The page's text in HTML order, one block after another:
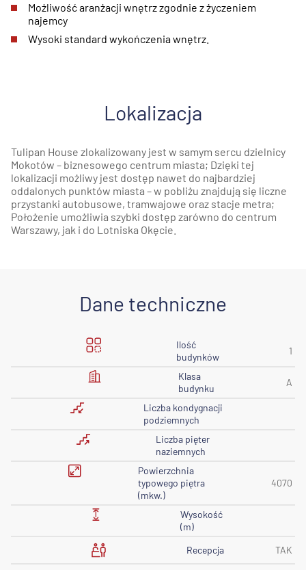
Możliwość aranżacji wnętrz zgodnie z życzeniem
najemcy
Wysoki standard wykończenia wnętrz.
Lokalizacja
Tulipan House zlokalizowany jest w samym sercu dzielnicy
Mokotów – biznesowego centrum miasta; Dzięki tej
lokalizacji możliwy jest dostęp nawet do najbardziej
oddalonych punktów miasta – w pobliżu znajdują się liczne
przystanki autobusowe, tramwajowe oraz stacje metra;
Położenie umożliwia szybki dostęp zarówno do centrum
Warszawy, jak i do Lotniska Okęcie.
Dane techniczne
Ilość
budynków
1
Klasa
budynku
A
Liczba kondygnacji
podziemnych
Liczba pięter
naziemnych
Powierzchnia
typowego piętra
(mkw.)
4070
Wysokość
(m)
Recepcja
TAK